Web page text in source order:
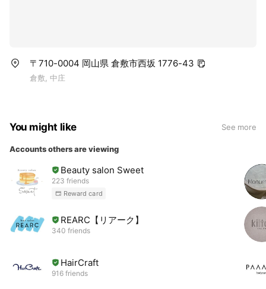
〒710-0004 岡山県 倉敷市西坂 1776-43
倉敷, 中庄
You might like See more
Accounts others are viewing
Beauty salon Sweet
223 friends
Reward card
REARC【リアーク】
340 friends
HairCraft
916 friends